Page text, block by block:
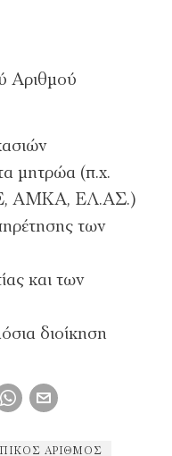
Αριθμού
μητρώα (π.χ.
ΑΜΚΑ, ΕΛ.ΑΣ.)
των
και των
διοίκηση
ΑΡΙΘΜΌΣ